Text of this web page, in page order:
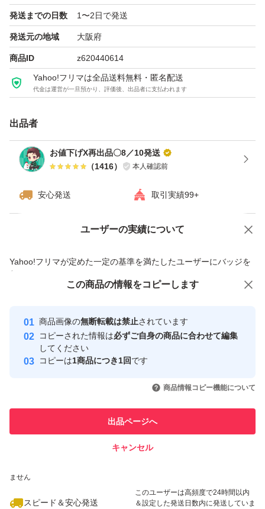
発送までの日数 1〜2日で発送
発送元の地域 大阪府
商品ID z620440614
Yahoo!フリマは全品送料無料・匿名配送
代金は運営が一旦預かり、評価後、出品者に支払われます
出品者
お値下げX再出品〇8／10発送
（1416） 本人確認前
安心発送 取引実績99+
ユーザーの実績について
Yahoo!フリマが定めた一定の基準を満たしたユーザーにバッジを
付与しています
安心取引出品者
心・安全なユーザーです
取引実績
引を完了させた実績があります
での取引実績があります
ません
スピード＆安心発送
このユーザーは高頻度で24時間以内
＆設定した発送日数内に発送していま
価格の相談 商品への質問
この商品の情報をコピーします
商品画像の無断転載は禁止されています
コピーされた情報は必ずご自身の商品に合わせて編集
してください
コピーは1商品につき1回です
商品情報コピー機能について
出品ページへ
キャンセル
この商品をみている人にオススメ